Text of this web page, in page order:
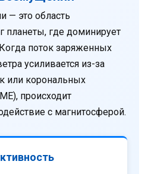
— это область
планеты, где доминирует
поток заряженных
усиливается из-за
или корональных
происходит
с магнитосферой.